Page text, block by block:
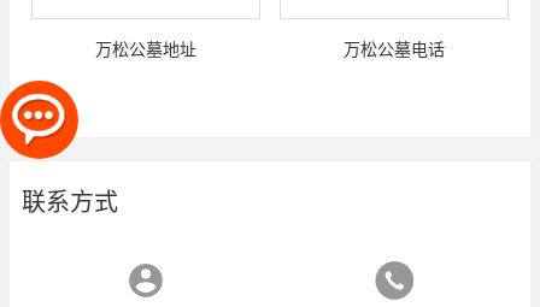
万松公墓地址 万松公墓电话
联系方式